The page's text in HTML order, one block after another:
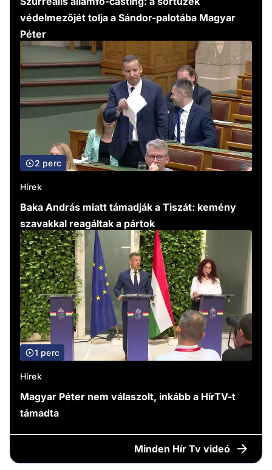
védelmezőjét tolja a Sándor-palotába Magyar
Péter
2 perc
Hírek
Baka András miatt támadják a Tiszát: kemény
szavakkal reagáltak a pártok
1 perc
Hírek
Magyar Péter nem válaszolt, inkább a HírTV-t
támadta
Minden Hír Tv videó